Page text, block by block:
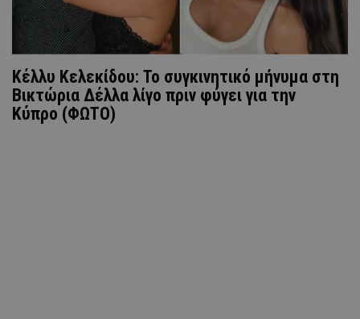
Κέλλυ Κελεκίδου: Το συγκινητικό μήνυμα στη
Βικτώρια Δέλλα λίγο πριν φύγει για την
Κύπρο (ΦΩΤΟ)